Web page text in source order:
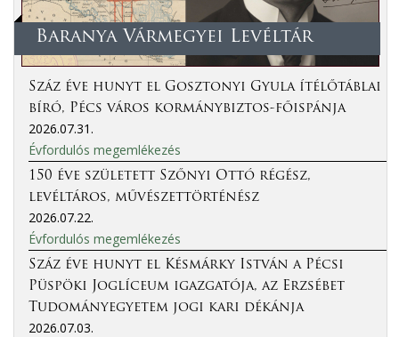
Baranya Vármegyei Levéltár
Száz éve hunyt el Gosztonyi Gyula ítélőtáblai
bíró, Pécs város kormánybiztos-főispánja
2026.07.31.
Évfordulós megemlékezés
150 éve született Szőnyi Ottó régész,
levéltáros, művészettörténész
2026.07.22.
Évfordulós megemlékezés
Száz éve hunyt el Késmárky István a Pécsi
Püspöki Joglíceum igazgatója, az Erzsébet
Tudományegyetem jogi kari dékánja
2026.07.03.